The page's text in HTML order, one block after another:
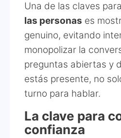
Una de las claves para
las personas es
genuino, evitando
monopolizar la
preguntas abiertas y
estás presente, no
turno para hablar.
La clave para
confianza